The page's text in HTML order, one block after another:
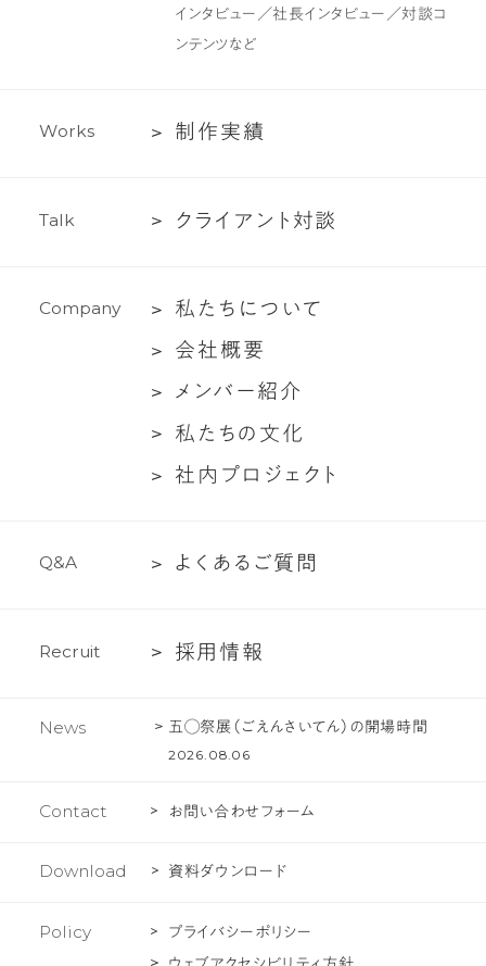
作・
テ
グ
インタビュー／社長インタビュー／対談コ
ンテンツなど
Works
制
績
制 作実績
Talk
ク
ア
対
談
ク ラ イ ア ン ト 対談
Company
私
に
つ
私 た ち に つ いて
会
要
会社概要
メ
ー
メ ンバ ー紹介
私
文
私 た ちの 文化
社
ロ
ク
社 内 プロ ジ ェ ク ト
Q&A
よ
る
問
よ く あ る ご質 問
Recruit
採 採用 情報
News 五◯祭展（ごえんさいてん）の開場時間
2026.08.06
Contact お問い合わせフォーム
Download 資料ダウンロード
Policy
プライバシーポリシー